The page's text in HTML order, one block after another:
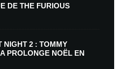
DE THE FURIOUS
NIGHT 2 : TOMMY
PROLONGE NOËL EN